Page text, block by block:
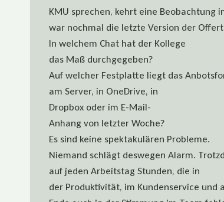
KMU sprechen, kehrt eine Beobachtung
war nochmal die letzte Version der
In welchem Chat hat der Kollege
das Maß durchgegeben?
Auf welcher Festplatte liegt das
am Server, in OneDrive, in
Dropbox oder im E-Mail-
Anhang von letzter Woche?
Es sind keine spektakulären Probleme.
Niemand schlägt deswegen Alarm.
auf jeden Arbeitstag Stunden, die in
der Produktivität, im Kundenservice und